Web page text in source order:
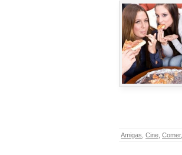
Amigas Cine Comer,